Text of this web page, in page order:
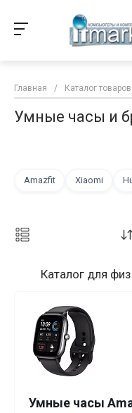
Главная / Каталог товаров
Умные часы и
Amazfit Xiaomi
Каталог для
Умные часы